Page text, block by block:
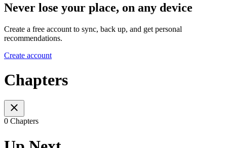
Never lose your place, on any device
Create a free account to sync, back up, and get personal
recommendations.
Create account
Chapters
0 Chapters